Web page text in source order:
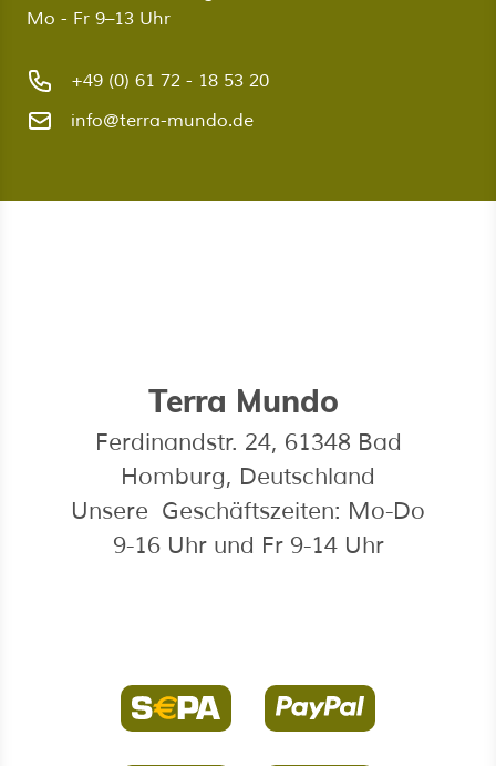
Mo - Fr 9–13 Uhr
+49 (0) 61 72 - 18 53 20
info@terra-mundo.de
Terra Mundo
Ferdinandstr. 24, 61348 Bad
Homburg, Deutschland
Unsere Geschäftszeiten: Mo-Do
9-16 Uhr und Fr 9-14 Uhr